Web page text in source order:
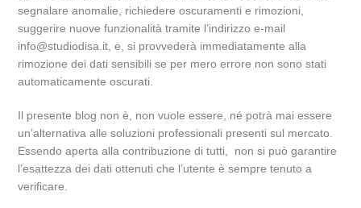
segnalare anomalie, richiedere oscuramenti e rimozioni,
suggerire nuove funzionalità tramite l’indirizzo e-mail
info@studiodisa.it, e, si provvederà immediatamente alla
rimozione dei dati sensibili se per mero errore non sono stati
automaticamente oscurati.
Il presente blog non è, non vuole essere, né potrà mai essere
un’alternativa alle soluzioni professionali presenti sul mercato.
Essendo aperta alla contribuzione di tutti, non si può garantire
l’esattezza dei dati ottenuti che l’utente è sempre tenuto a
verificare.